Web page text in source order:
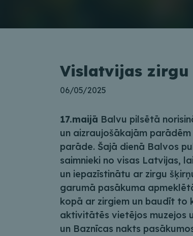
Vislatvijas zirgu
06/05/2025
17.maijā Balvu pilsētā
un aizraujošākajām
parāde. Šajā dienā Balvos
saimnieki no visas Latvijas,
un iepazīstinātu ar zirgu
garumā pasākuma
kopā ar zirgiem un baudīt to
aktivitātēs vietējos muzejos
un Baznīcas nakts